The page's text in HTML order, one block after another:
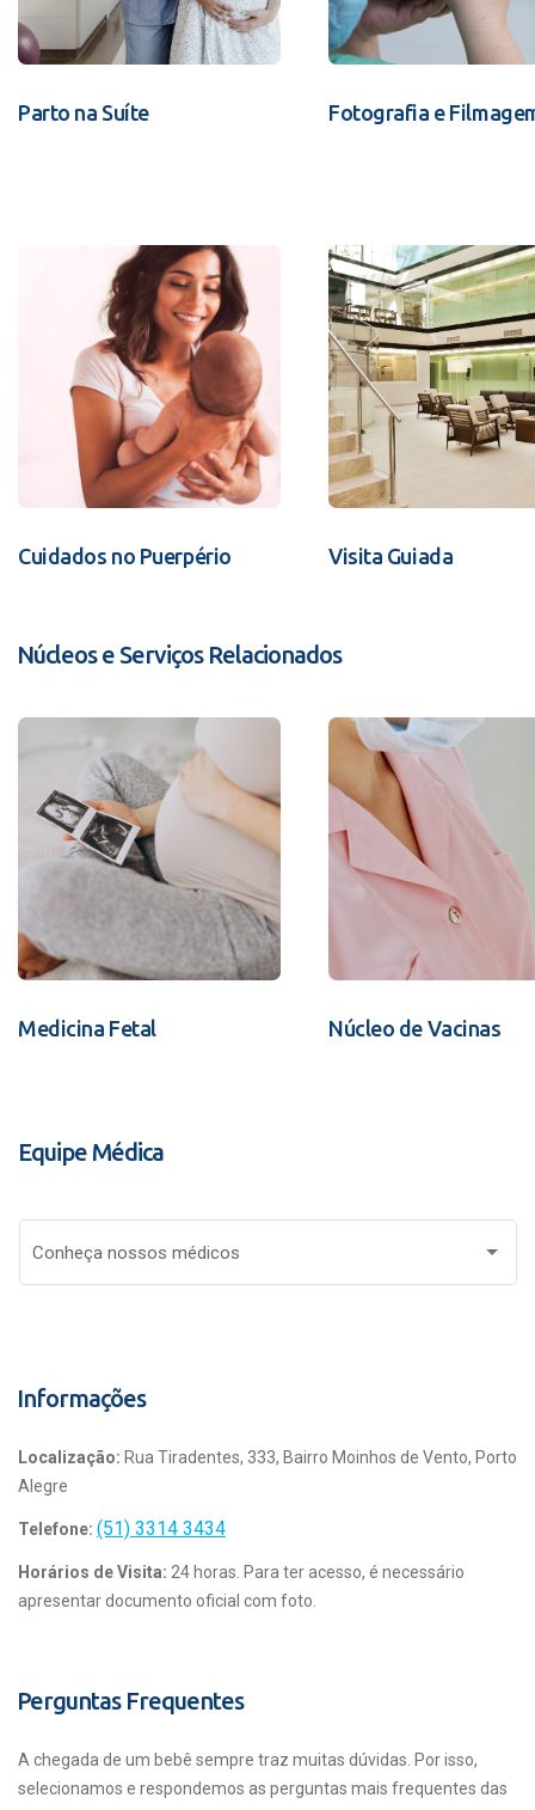
Parto na Suíte Fotografia e
Cuidados no Puerpério Visita Guiada
Núcleos e Serviços Relacionados
Medicina Fetal Núcleo de Vacinas
Equipe Médica
Conheça nossos médicos
Informações
Localização: Rua Tiradentes, 333, Bairro Moinhos de Vento, Porto
Alegre
Telefone: (51) 3314 3434
Horários de Visita: 24 horas. Para ter acesso, é necessário
apresentar documento oficial com foto.
Perguntas Frequentes
A chegada de um bebê sempre traz muitas dúvidas. Por isso,
selecionamos e respondemos as perguntas mais frequentes das